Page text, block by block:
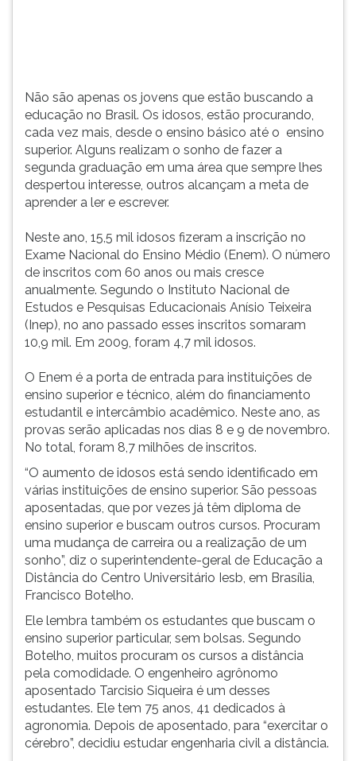
básico
pausar
leitura
pressione
(primeira
tecla
esquerda
continuar
pressione
tecla
direita
Para
menu
principal
pressione
tecla
depois
Pressione
para
ouvir
essa
Não são apenas os jovens que estão buscando a
educação no Brasil. Os idosos, estão procurando,
cada vez mais, desde o ensino básico até o ensino
superior. Alguns realizam o sonho de fazer a
segunda graduação em uma área que sempre lhes
despertou interesse, outros alcançam a meta de
aprender a ler e escrever.
Neste ano, 15,5 mil idosos fizeram a inscrição no
Exame Nacional do Ensino Médio (Enem). O número
de inscritos com 60 anos ou mais cresce
anualmente. Segundo o Instituto Nacional de
Estudos e Pesquisas Educacionais Anísio Teixeira
(Inep), no ano passado esses inscritos somaram
10,9 mil. Em 2009, foram 4,7 mil idosos.
O Enem é a porta de entrada para instituições de
ensino superior e técnico, além do financiamento
estudantil e intercâmbio acadêmico. Neste ano, as
provas serão aplicadas nos dias 8 e 9 de novembro.
No total, foram 8,7 milhões de inscritos.
“O aumento de idosos está sendo identificado em
várias instituições de ensino superior. São pessoas
aposentadas, que por vezes já têm diploma de
ensino superior e buscam outros cursos. Procuram
uma mudança de carreira ou a realização de um
sonho”, diz o superintendente-geral de Educação a
Distância do Centro Universitário Iesb, em Brasília,
Francisco Botelho.
Ele lembra também os estudantes que buscam o
ensino superior particular, sem bolsas. Segundo
Botelho, muitos procuram os cursos a distância
pela comodidade. O engenheiro agrônomo
aposentado Tarcisio Siqueira é um desses
estudantes. Ele tem 75 anos, 41 dedicados à
agronomia. Depois de aposentado, para “exercitar o
cérebro”, decidiu estudar engenharia civil a distância.